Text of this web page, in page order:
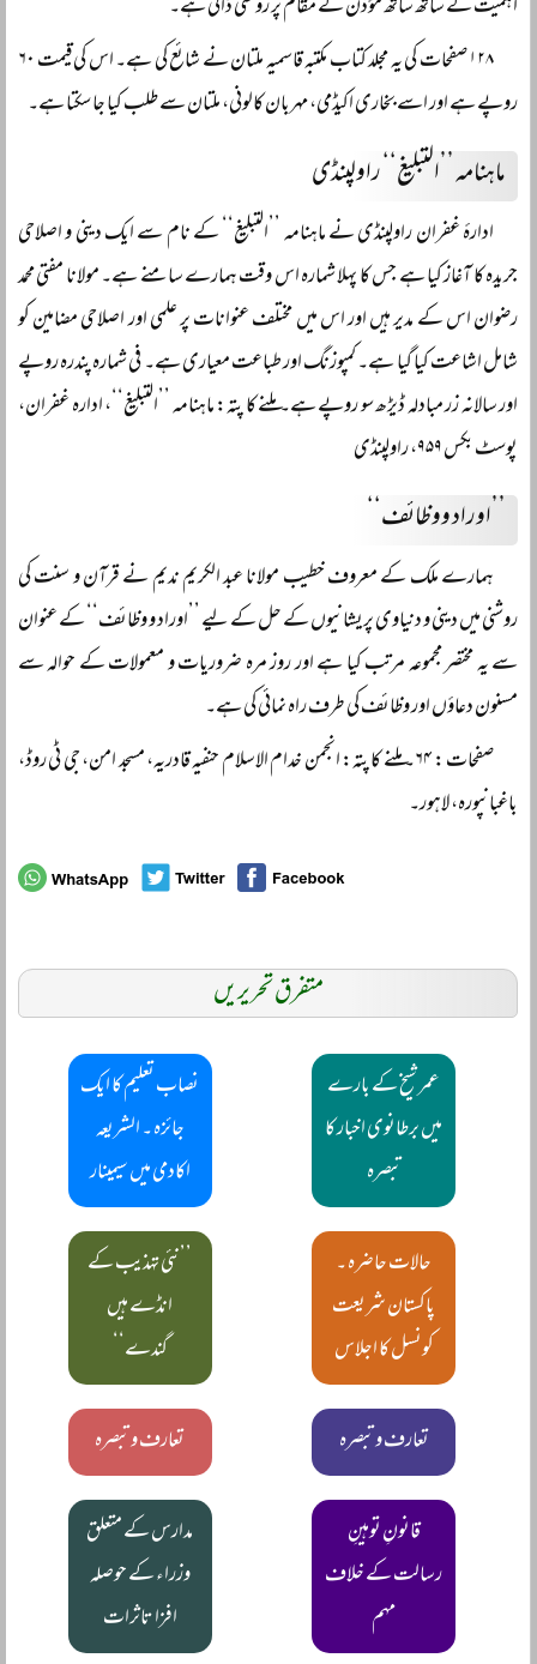
۱۲۸ صفحات کی یہ مجلد کتاب مکتبہ قاسمیہ ملتان نے شائع کی ہے۔ اس کی قیمت ۶۰
روپے ہے اور اسے بخاری اکیڈمی، مہربان کالونی، ملتان سے طلب کیا جا سکتا ہے۔
ماہنامہ ’’التبلیغ‘‘ راولپنڈی
ادارۂ غفران راولپنڈی نے ماہنامہ ’’التبلیغ‘‘ کے نام سے ایک دینی و اصلاحی
جریدہ کا آغاز کیا ہے جس کا پہلا شمارہ اس وقت ہمارے سامنے ہے۔ مولانا مفتی محمد
رضوان اس کے مدیر ہیں اور اس میں مختلف عنوانات پر علمی اور اصلاحی مضامین کو
شامل اشاعت کیا گیا ہے۔ کمپوزنگ اور طباعت معیاری ہے۔ فی شمارہ پندرہ روپے
اور سالانہ زر مبادلہ ڈیڑھ سو روپے ہے۔ ملنے کا پتہ: ماہنامہ ’’التبلیغ‘‘، ادارہ غفران،
پوسٹ بکس ۹۵۹، راولپنڈی
’’اوراد ووظائف‘‘
ہمارے ملک کے معروف خطیب مولانا عبد الکریم ندیم نے قرآن و سنت کی
روشنی میں دینی و دنیاوی پریشانیوں کے حل کے لیے ’’اوراد و وظائف‘‘ کے عنوان
سے یہ مختصر مجموعہ مرتب کیا ہے اور روز مرہ ضروریات و معمولات کے حوالہ سے
مسنون دعاؤں اور وظائف کی طرف راہ نمائی کی ہے۔
صفحات : ۶۴۔ ملنے کا پتہ: انجمن خدام الاسلام حنفیہ قادریہ، مسجد امن، جی ٹی روڈ،
باغبانپورہ، لاہور۔
متفرق تحریریں
عمر شیخ کے بارے
میں برطانوی اخبار کا
تبصرہ
نصاب تعلیم کا ایک
جائزہ ۔ الشریعہ
اکادمی میں سیمینار
حالات حاضرہ ۔
پاکستان شریعت
کونسل کا اجلاس
’’نئی تہذیب کے
انڈے ہیں
گندے‘‘
تعارف و تبصرہ تعارف و تبصرہ
قانونِ توہینِ
رسالت کے خلاف
مہم
مدارس کے متعلق
وزراء کے حوصلہ
افزا تاثرات